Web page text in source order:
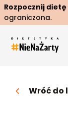
Rozpocznij dietę
ograniczona.
Wróć do